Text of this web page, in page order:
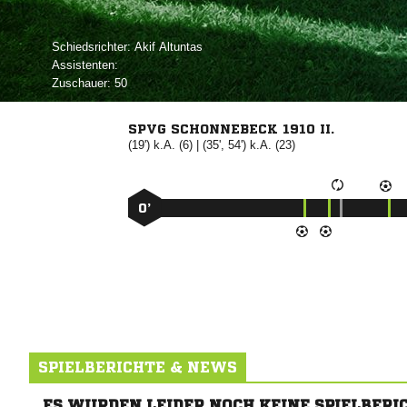
Schiedsrichter: 
Assistenten:
Zuschauer:50
SPVG SCHONNEBECK 1910 II.
(19') k.A. (6) | (35', 54') k.A. (23)
0’
SPIELBERICHTE & NEWS